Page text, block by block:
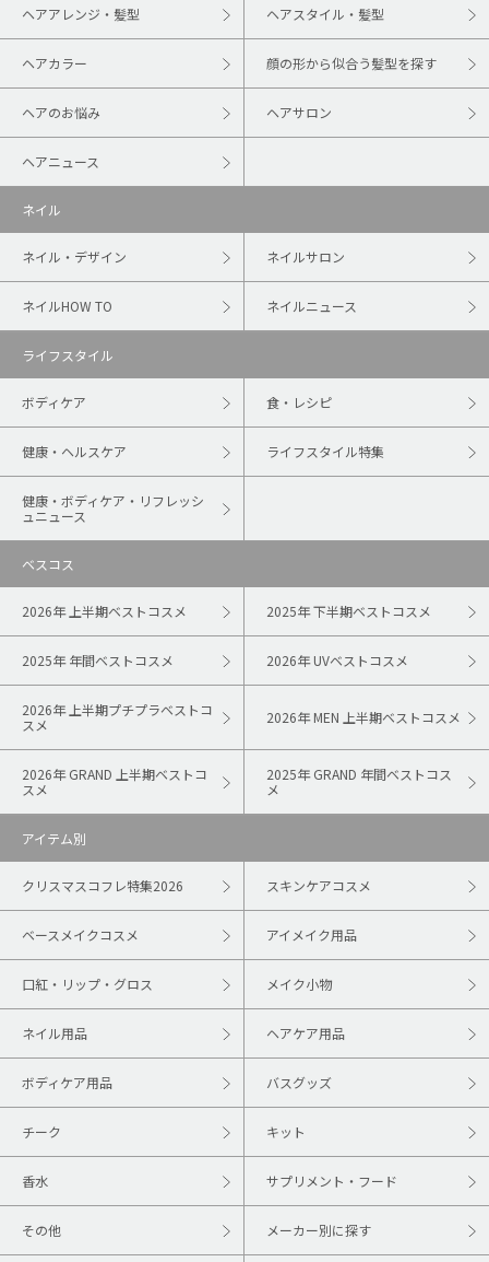
ヘアアレンジ・髪型 ヘアスタイル・髪型
ヘアカラー 顔の形から似合う髪型を探す
ヘアのお悩み ヘアサロン
ヘアニュース
ネイル
ネイル・デザイン ネイルサロン
ネイルHOW TO ネイルニュース
ライフスタイル
ボディケア 食・レシピ
健康・ヘルスケア ライフスタイル特集
健康・ボディケア・リフレッシ
ュニュース
ベスコス
2026年 上半期ベストコスメ 2025年 下半期ベストコスメ
2025年 年間ベストコスメ 2026年 UVベストコスメ
2026年 上半期プチプラベストコ
スメ
2026年 MEN 上半期ベストコスメ
2026年 GRAND 上半期ベストコ
スメ
2025年 GRAND 年間ベストコス
メ
アイテム別
クリスマスコフレ特集2026 スキンケアコスメ
ベースメイクコスメ アイメイク用品
口紅・リップ・グロス メイク小物
ネイル用品 ヘアケア用品
ボディケア用品 バスグッズ
チーク キット
香水 サプリメント・フード
その他 メーカー別に探す